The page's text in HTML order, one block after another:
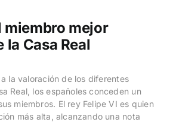
miembro mejor
la Casa Real
la valoración de los diferentes
Real, los españoles conceden un
miembros. El rey Felipe VI es quien
más alta, alcanzando una nota